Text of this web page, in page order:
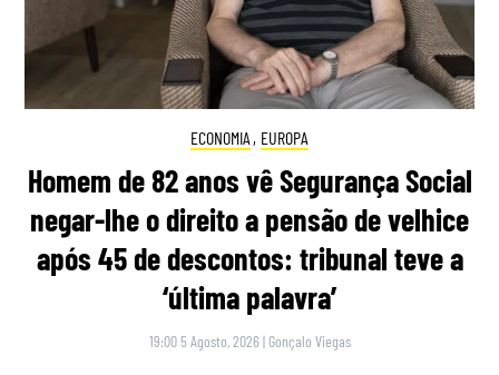
ECONOMIA , EUROPA
Homem de 82 anos vê Segurança Social
negar-lhe o direito a pensão de velhice
após 45 de descontos: tribunal teve a
‘última palavra’
19:00 5 Agosto, 2026 | Gonçalo Viegas